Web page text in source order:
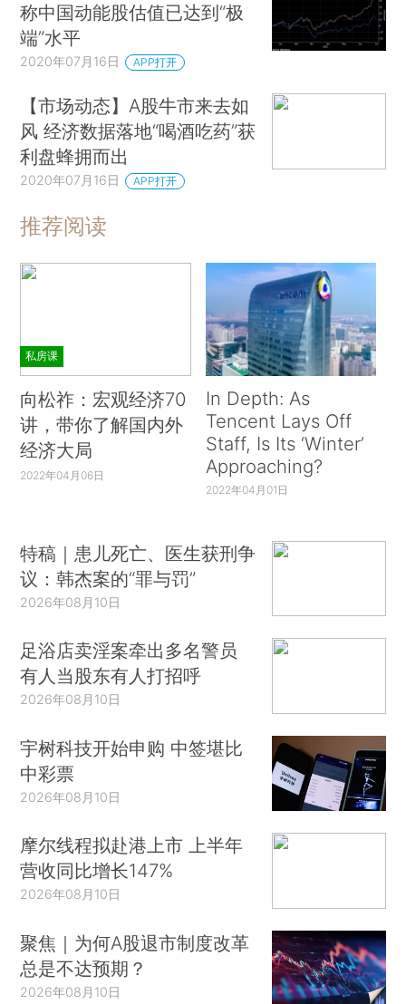
称中国动能股估值已达到“极
端”水平
2020年07月16日 APP打开
【市场动态】A股牛市来去如
风 经济数据落地“喝酒吃药”获
利盘蜂拥而出
2020年07月16日 APP打开
推荐阅读
私房课
向松祚：宏观经济70
讲，带你了解国内外
经济大局
2022年04月06日
In Depth: As
Tencent Lays Off
Staff, Is Its ‘Winter’
Approaching?
2022年04月01日
特稿｜患儿死亡、医生获刑争
议：韩杰案的“罪与罚”
2026年08月10日
足浴店卖淫案牵出多名警员
有人当股东有人打招呼
2026年08月10日
宇树科技开始申购 中签堪比
中彩票
2026年08月10日
摩尔线程拟赴港上市 上半年
营收同比增长147%
2026年08月10日
聚焦｜为何A股退市制度改革
总是不达预期？
2026年08月10日